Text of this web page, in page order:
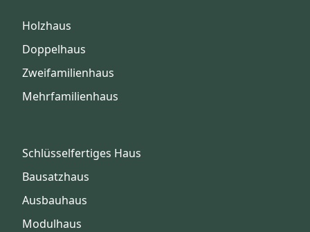
Holzhaus
Doppelhaus
Zweifamilienhaus
Mehrfamilienhaus
Schlüsselfertiges Haus
Bausatzhaus
Ausbauhaus
Modulhaus